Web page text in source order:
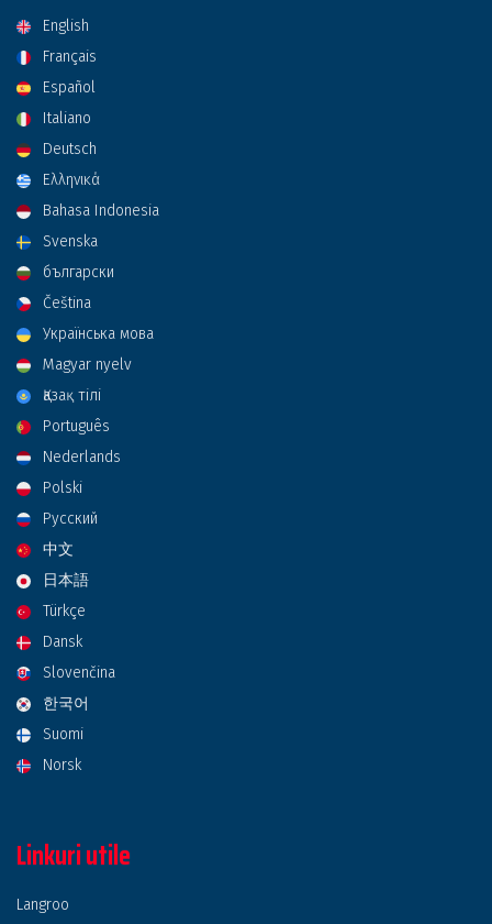
English
Français
Español
Italiano
Deutsch
Ελληνικά
Bahasa Indonesia
Svenska
български
Čeština
Українська мова
Magyar nyelv
Қазақ тілі
Português
Nederlands
Polski
Русский
中文
日本語
Türkçe
Dansk
Slovenčina
한국어
Suomi
Norsk
Linkuri utile
Langroo